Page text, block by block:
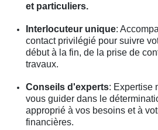
et particuliers.
Interlocuteur unique:
contact privilégié pour suivre
début à la fin, de la prise de
travaux.
Conseils d'experts: Expertise
vous guider dans le
approprié à vos besoins et à
financières.